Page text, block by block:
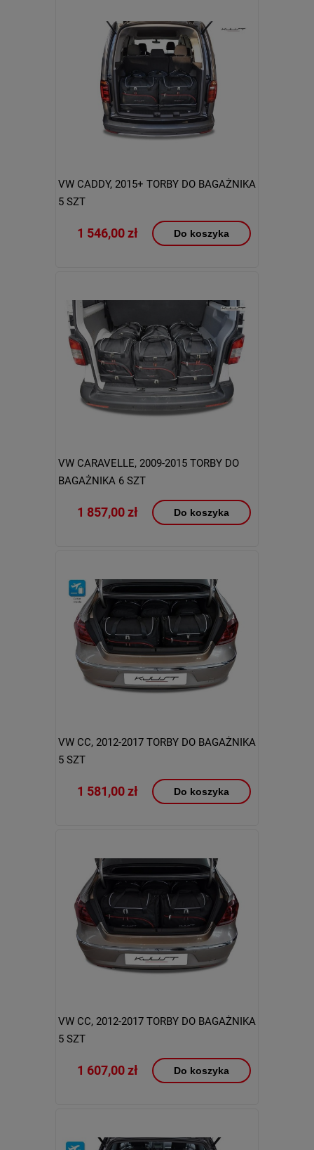
VW CADDY, 2015+ TORBY DO BAGAŻNIKA
5 SZT
1 546,00 zł Do koszyka
VW CARAVELLE, 2009-2015 TORBY DO
BAGAŻNIKA 6 SZT
1 857,00 zł Do koszyka
VW CC, 2012-2017 TORBY DO BAGAŻNIKA
5 SZT
1 581,00 zł Do koszyka
VW CC, 2012-2017 TORBY DO BAGAŻNIKA
5 SZT
1 607,00 zł Do koszyka